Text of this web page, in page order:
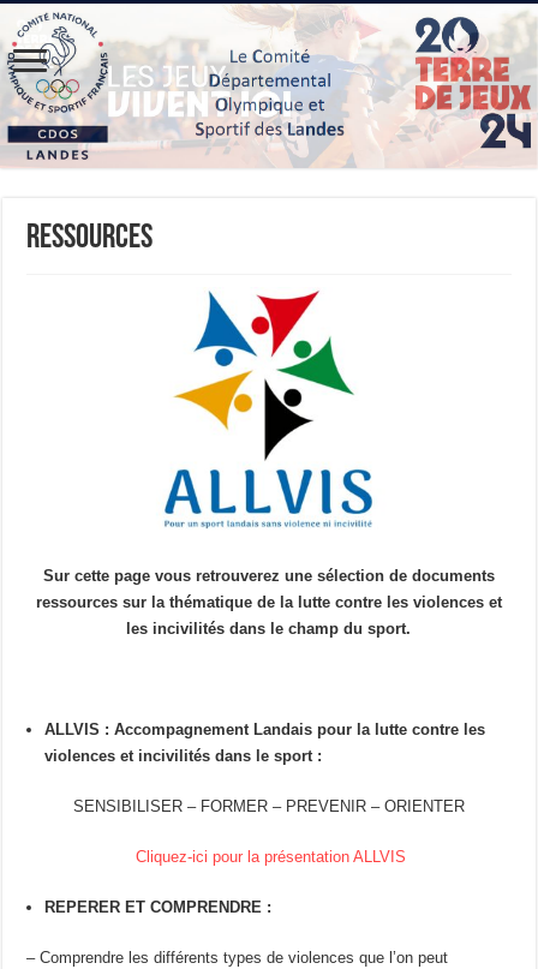
Ressources
Sur cette page vous retrouverez une sélection de documents
ressources sur la thématique de la lutte contre les violences et
les incivilités dans le champ du sport.
ALLVIS : Accompagnement Landais pour la lutte contre les
violences et incivilités dans le sport :
SENSIBILISER – FORMER – PREVENIR – ORIENTER
Cliquez-ici pour la présentation ALLVIS
REPERER ET COMPRENDRE :
– Comprendre les différents types de violences que l’on peut